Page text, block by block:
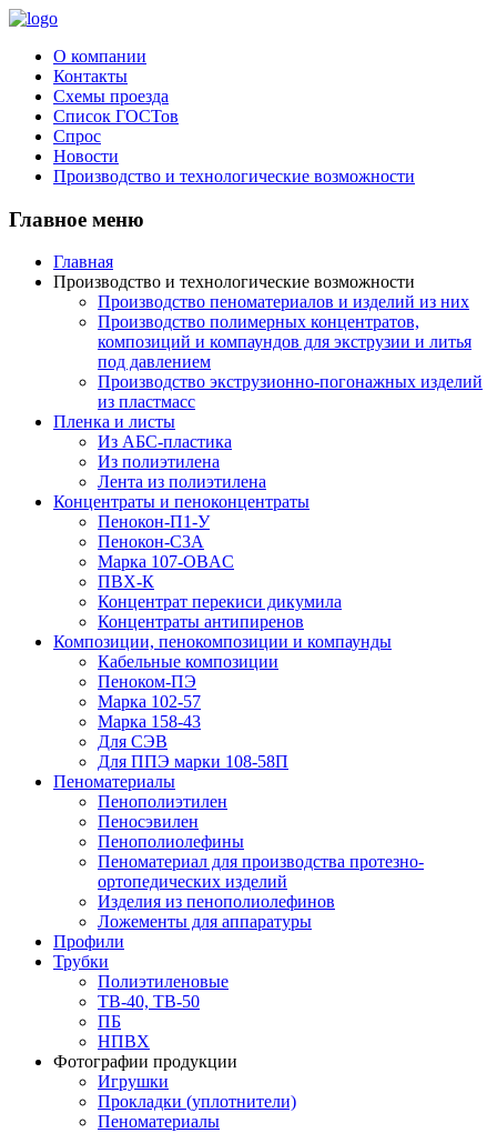
О компании
Контакты
Схемы проезда
Список ГОСТов
Спрос
Новости
Производство и технологические возможности
Главное меню
Главная
Производство и технологические возможности
Производство пеноматериалов и изделий из них
Производство полимерных концентратов,
композиций и компаундов для экструзии и литья
под давлением
Производство экструзионно-погонажных изделий
из пластмасс
Пленка и листы
Из АБС-пластика
Из полиэтилена
Лента из полиэтилена
Концентраты и пеноконцентраты
Пенокон-П1-У
Пенокон-С3А
Марка 107-OBAC
ПВХ-К
Концентрат перекиси дикумила
Концентраты антипиренов
Композиции, пенокомпозиции и компаунды
Кабельные композиции
Пеноком-ПЭ
Марка 102-57
Марка 158-43
Для СЭВ
Для ППЭ марки 108-58П
Пеноматериалы
Пенополиэтилен
Пеносэвилен
Пенополиолефины
Пеноматериал для производства протезно-
ортопедических изделий
Изделия из пенополиолефинов
Ложементы для аппаратуры
Профили
Трубки
Полиэтиленовые
ТВ-40, ТВ-50
ПБ
НПВХ
Фотографии продукции
Игрушки
Прокладки (уплотнители)
Пеноматериалы